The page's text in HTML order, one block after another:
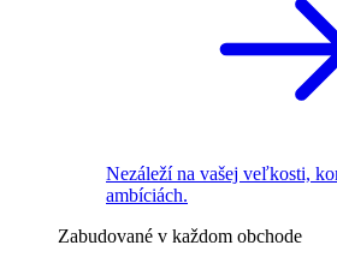
Nezáleží na vašej veľkosti,
ambíciách.
Zabudované v každom obchode